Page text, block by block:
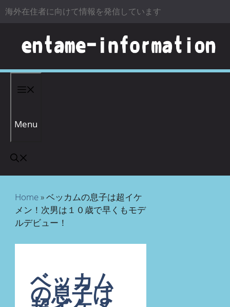
コンテンツへスキップ
海外在住者に向けて情報を発信しています
Menu
Home»ベッカムの息子は超イケ
メン！次男は１０歳で早くもモデ
ルデビュー！
ベッカム
の息子は